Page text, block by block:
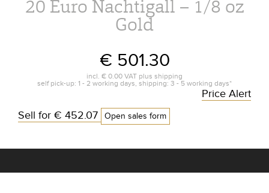
20 Euro Nachtigall – 1/8 oz
Gold
€ 501.30
incl. € 0.00 VAT plus shipping
self pick-up: 1 - 2 working days, shipping: 3 - 5 working days*
Sell for € 452.07 Open sales form
Price Alert